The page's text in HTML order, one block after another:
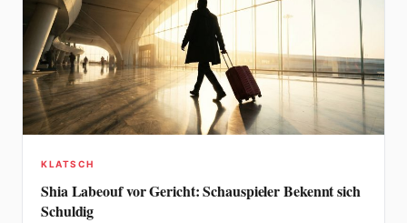
KLATSCH
Shia Labeouf vor Gericht: Schauspieler Bekennt sich
Schuldig